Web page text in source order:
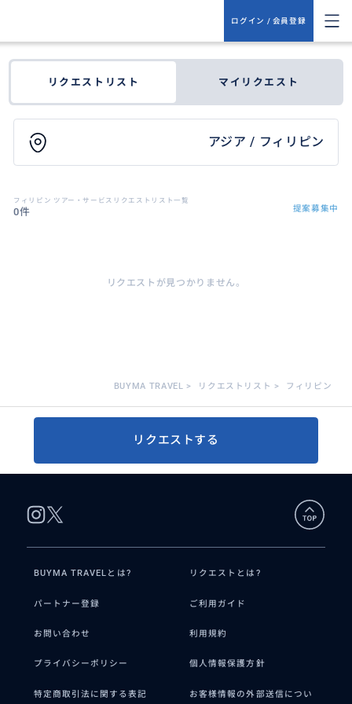
ログイン / 会員登録
リクエストリスト マイリクエスト
アジア / フィリピン
フィリピン ツアー・サービスリクエストリスト一覧
0件 提案募集中
リクエストが見つかりません。
BUYMA TRAVEL > リクエストリスト > フィリピン
リクエストする
BUYMA TRAVELとは? リクエストとは?
パートナー登録 ご利用ガイド
お問い合わせ 利用規約
プライバシーポリシー 個人情報保護方針
特定商取引法に関する表記
お客様情報の外部送信につい